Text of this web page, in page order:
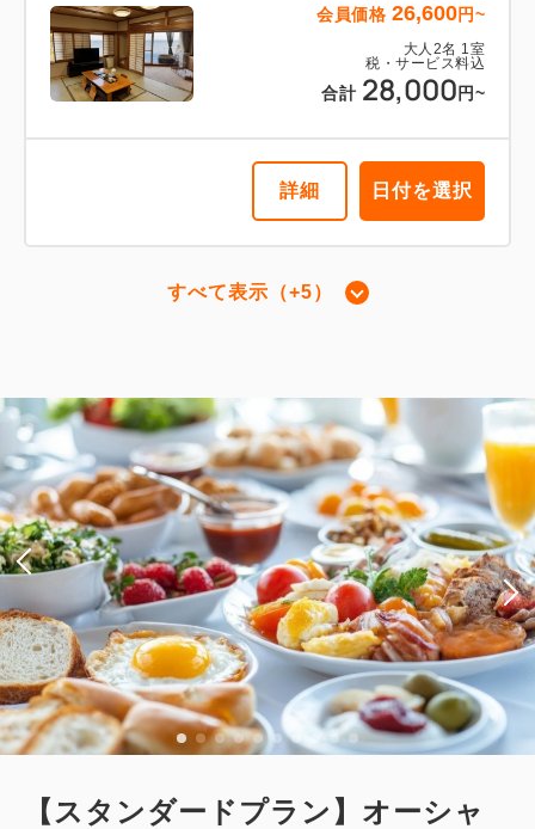
会員価格 26,600円~
大人 2名 1室
税・サービス料込
合計 28,000 円~
詳細 日付を選択
税・サービス料込
会員価格 26,600円~
大人2名1室
税・サービス料込
合計 28,000円~
喫煙 35.00m 2 2~3名
セミダブルサイズ / 幅100-120cm×2
Wi-Fiあり（無料）
すべて表示（+5）
【スタンダードプラン】オーシャ